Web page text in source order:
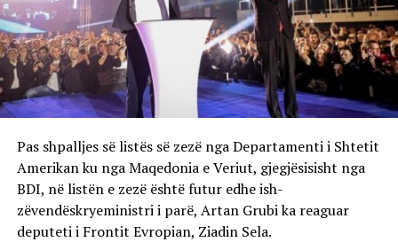
Pas shpalljes së listës së zezë nga Departamenti i Shtetit
Amerikan ku nga Maqedonia e Veriut, gjegjësisisht nga
BDI, në listën e zezë është futur edhe ish-
zëvendëskryeministri i parë, Artan Grubi ka reaguar
deputeti i Frontit Evropian, Ziadin Sela.